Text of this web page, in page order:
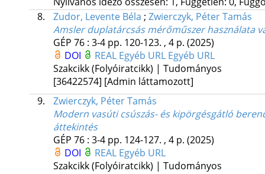
8.
Zudor, Levente Béla ; Zwierczyk, Péter Tamás
Amsler duplatárcsás mérőműszer használata
GÉP 76: 3-4 pp. 120-123. , 4 p. (2025)
DOI
REAL Egyéb URL Egyéb URL
Szakcikk (Folyóiratcikk) | Tudományos
[36422574] [Admin láttamozott]
9.
Zwierczyk, Péter Tamás
Modern vasúti csúszás- és kipörgésgátló
áttekintés
GÉP 76: 3-4 pp. 124-127. , 4 p. (2025)
DOI
REAL Egyéb URL
Szakcikk (Folyóiratcikk) | Tudományos